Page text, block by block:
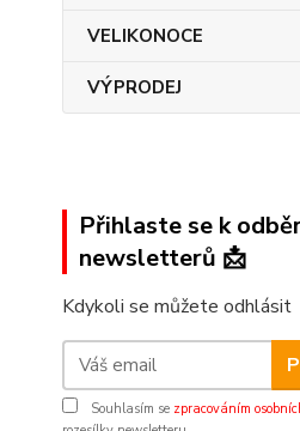
VELIKONOCE
VÝPRODEJ
Přihlaste se k
newsletterů 📩
Kdykoli se můžete odhlásit
Souhlasím se zpracováním